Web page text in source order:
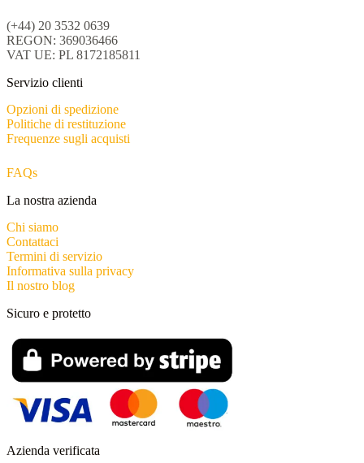
(+44) 20 3532 0639
REGON: 369036466
VAT UE: PL 8172185811
Servizio clienti
Opzioni di spedizione
Politiche di restituzione
Frequenze sugli acquisti
FAQs
La nostra azienda
Chi siamo
Contattaci
Termini di servizio
Informativa sulla privacy
Il nostro blog
Azienda verificata
Sicuro e protetto